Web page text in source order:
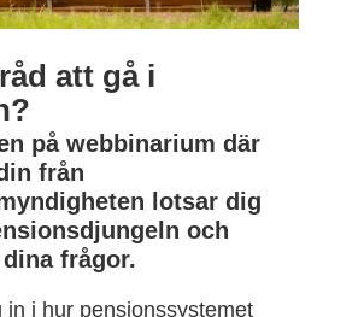
att gå i
på webbinarium där
från
lotsar dig
och
frågor.
in i hur pensionssystemet